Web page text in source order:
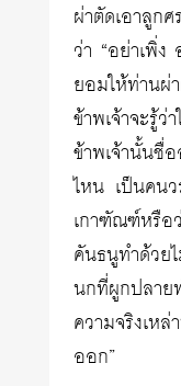
ผ่าตัดเอาลู
ว่า “อย่าเพิ่ง
ยอมให้ท่า
ข้าพเจ้าจะรู้
ข้าพเจ้านั้น
ไหน เป็นคน
เกาฑัณฑ์หรือ
คันธนูทำด้วย
นกที่ผูกปลา
ความจริงเห
ออก”